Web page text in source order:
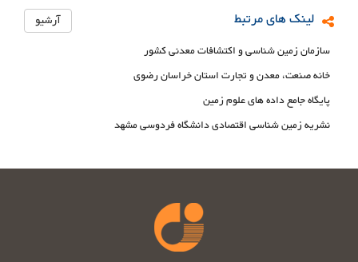
لینک های مرتبط آرشیو
سازمان زمین شناسی و اکتشافات معدنی کشور
خانه صنعت، معدن و تجارت استان خراسان رضوی
پایگاه جامع داده های علوم زمین
نشریه زمین شناسی اقتصادی دانشگاه فردوسی مشهد